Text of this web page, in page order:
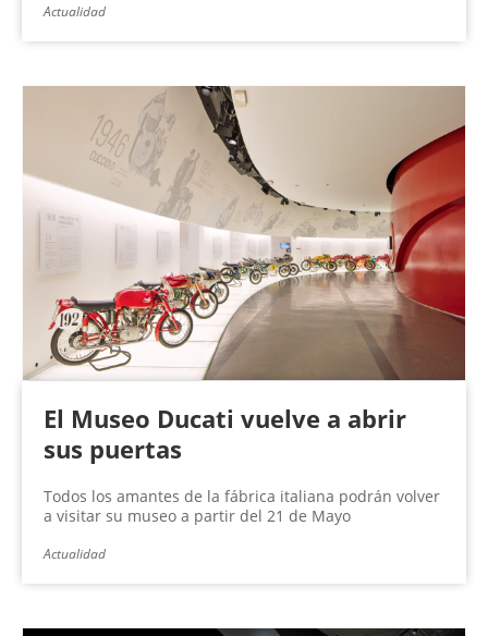
Actualidad
El Museo Ducati vuelve a abrir
sus puertas
Todos los amantes de la fábrica italiana podrán volver
a visitar su museo a partir del 21 de Mayo
Actualidad